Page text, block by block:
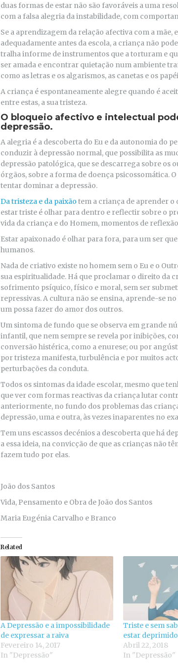
duas formas de estar não são favoráveis a uma
com a falsa alegria da instabilidade, com
Se a aprendizagem da relação afectiva com a mãe,
adequadamente antes da escola, a criança não
tralha informe de instrumentos que a torturam e
ser amada e encontrar quietação num ambiente
como as letras e os algarismos, as canetas e os
A criança é espontaneamente alegre quando é
entre estas, a sua tristeza.
O bloqueio afectivo e intelectual
depressão.
A alegria é a descoberta do Eu e da autonomia do
conduzir à depressão normal, que possibilita as
depressão patológica, que se descarrega sobre os
órgãos, sobre a forma de doença psicossomática.
tentar dominar a depressão.
Da tristeza e da paixão tem a criança de aprender
estar triste é olhar para dentro e reflectir sobre o
vida da criança e do Homem, momentos de
Estar apaixonado é olhar para fora, para um ser
humanos.
Nada de criativo existe no homem sem o Eu e o
sua espiritualidade. Há que proclamar o direito da
sofrimento psíquico, físico e moral, sem ser
repressivas. A cultura não se ensina, aprende-se
um possa fazer do amor dos outros.
Um sintoma de fundo que se observa em grande
infantil, que nem sempre se revela por inibições,
conversão histérica, como a enurese; ou por
por tristeza manifesta, turbulência e por muitos
perturbações da conduta.
Todos os sintomas da idade escolar, mesmo que
que ver com formas reactivas da criança lutar
anteriormente, no fundo dos problemas das
depressão, uma e outra, às vezes inaparentes no
Tem uns escassos decénios a descoberta que há
a essa ideia, na convicção de que as crianças não
fazem tudo por elas.
João dos Santos
Vida, Pensamento e Obra de João dos Santos
Maria Eugénia Carvalho e Branco
Related
A Depressão e a impossibilidade
de expressar a raiva
Fevereiro 14, 2017
In "Depressão"
Triste e sem
estar deprimido
Abril 22, 2018
In "Depressão"